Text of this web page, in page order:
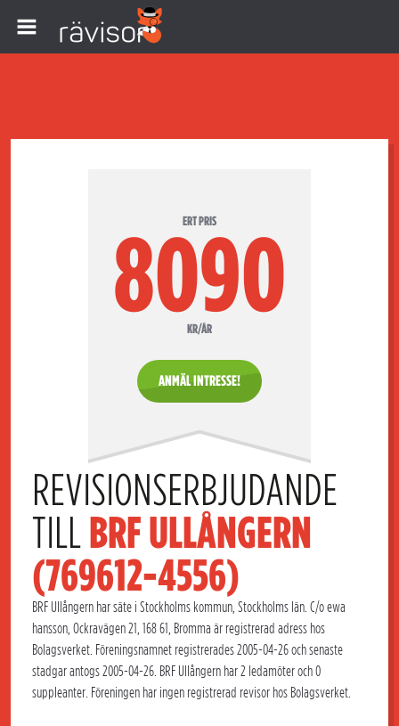
ERT PRIS
8090
KR/ÅR
ANMÄL INTRESSE!
REVISIONSERBJUDANDE
TILL BRF ULLÅNGERN
(769612-4556)
BRF Ullångern har säte i Stockholms kommun, Stockholms län. C/o ewa
hansson, Ockravägen 21, 168 61, Bromma är registrerad adress hos
Bolagsverket. Föreningsnamnet registrerades 2005-04-26 och senaste
stadgar antogs 2005-04-26. BRF Ullångern har 2 ledamöter och 0
suppleanter. Föreningen har ingen registrerad revisor hos Bolagsverket.